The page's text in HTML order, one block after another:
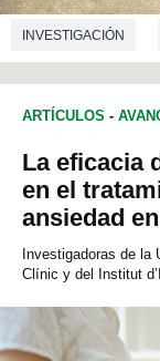
INVESTIGACIÓN
ARTÍCULOS -
La eficacia
en el
ansiedad
Investigadoras de la
Clínic y del Institut